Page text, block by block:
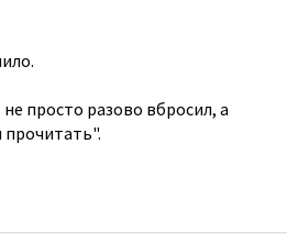
просто разово вбросил, а
прочитать".